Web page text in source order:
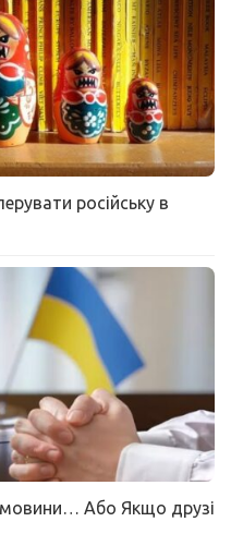
російську в
Або Якщо друзі